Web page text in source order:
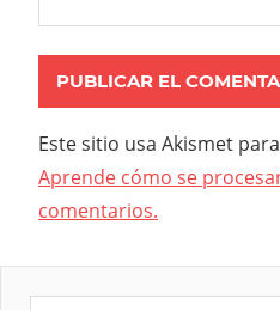
Este sitio usa Akismet
Aprende cómo se
comentarios.